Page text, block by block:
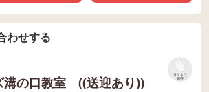
わせする
溝の口教室 ((送迎あり))
リストに
保存